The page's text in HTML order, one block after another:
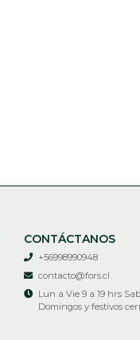
CONTÁCTANOS
+56998990948
contacto@fors.cl
Lun a Vie 9 a 19 hrs
Domingos y festivos